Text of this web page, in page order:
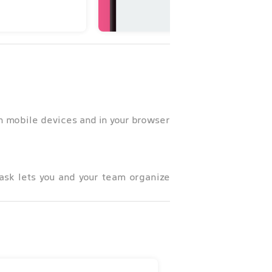
devices and in your browser!
lets you and your team organize